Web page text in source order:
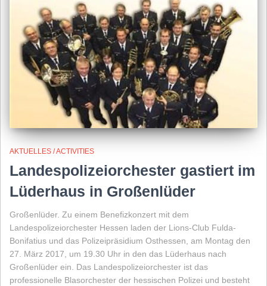
AKTUELLES / ACTIVITIES
Landespolizeiorchester gastiert im
Lüderhaus in Großenlüder
Großenlüder. Zu einem Benefizkonzert mit dem
Landespolizeiorchester Hessen laden der Lions-Club Fulda-
Bonifatius und das Polizeipräsidium Osthessen, am Montag den
27. März 2017, um 19.30 Uhr in den das Lüderhaus nach
Großenlüder ein. Das Landespolizeiorchester ist das
professionelle Blasorchester der hessischen Polizei und besteht